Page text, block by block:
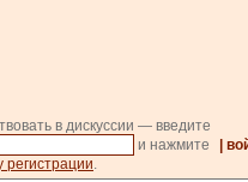
в дискуссии — введите
и нажмите |
регистрации.